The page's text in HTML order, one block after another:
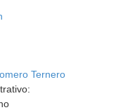
Ternero